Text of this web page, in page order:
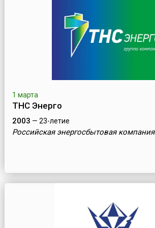
1 марта
ТНС Энерго
2003 — 23-летие
Российская энергосбытовая компания